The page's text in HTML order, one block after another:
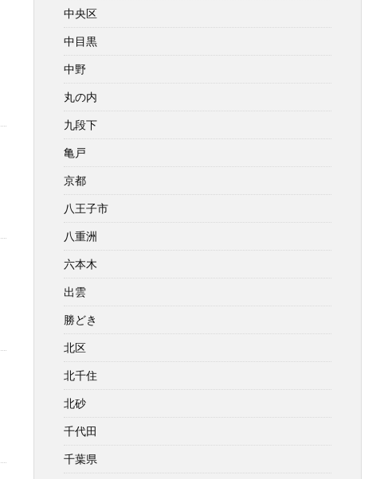
中央区
中目黒
中野
丸の内
九段下
亀戸
京都
八王子市
八重洲
六本木
出雲
勝どき
北区
北千住
北砂
千代田
千葉県